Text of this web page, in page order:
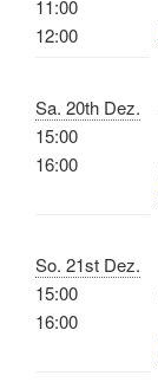
11:00
12:00
Sa. 20th Dez.
15:00
16:00
So. 21st Dez.
15:00
16:00